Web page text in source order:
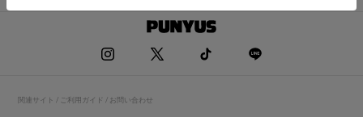
関連サイト / ご利用ガイド / お問い合わせ